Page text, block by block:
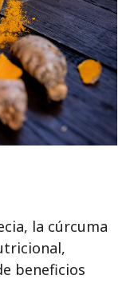
la cúrcuma
beneficios